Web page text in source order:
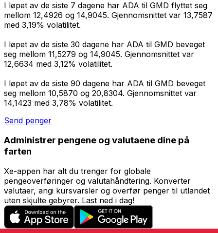
I løpet av de siste 7 dagene har ADA til GMD flyttet seg
mellom 12,4926 og 14,9045. Gjennomsnittet var 13,7587
med 3,19% volatilitet.
I løpet av de siste 30 dagene har ADA til GMD beveget
seg mellom 11,5279 og 14,9045. Gjennomsnittet var
12,6634 med 3,12% volatilitet.
I løpet av de siste 90 dagene har ADA til GMD beveget
seg mellom 10,5870 og 20,8304. Gjennomsnittet var
14,1423 med 3,78% volatilitet.
Send penger
Administrer pengene og valutaene dine på
farten
Xe-appen har alt du trenger for globale
pengeoverføringer og valutahåndtering. Konverter
valutaer, angi kursvarsler og overfør penger til utlandet
uten skjulte gebyrer. Last ned i dag!